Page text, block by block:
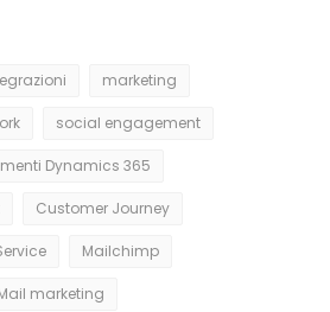
marketing
social engagement
Dynamics 365
Customer Journey
Mailchimp
marketing